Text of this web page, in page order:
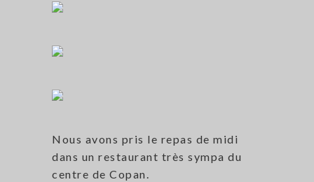
Nous avons pris le repas de midi
dans un restaurant très sympa du
centre de Copan.